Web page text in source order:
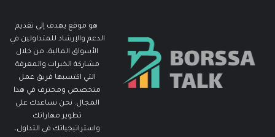
هو موقع يهدف إلى تقديم
الدعم والإرشاد للمتداولين في
الأسواق المالية، من خلال
مشاركة الخبرات والمعرفة
التي اكتسبها فريق عمل
متخصص ومحترف في هذا
المجال. نحن نساعدك على
تطوير مهاراتك
واستراتيجياتك في التداول،